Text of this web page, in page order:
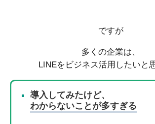
ですが
多くの企業は、
LINEをビジネス活用したいと
導入してみたけど、
わからないことが多すぎる